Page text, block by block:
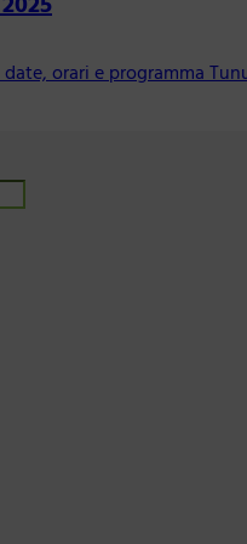
orari e programma